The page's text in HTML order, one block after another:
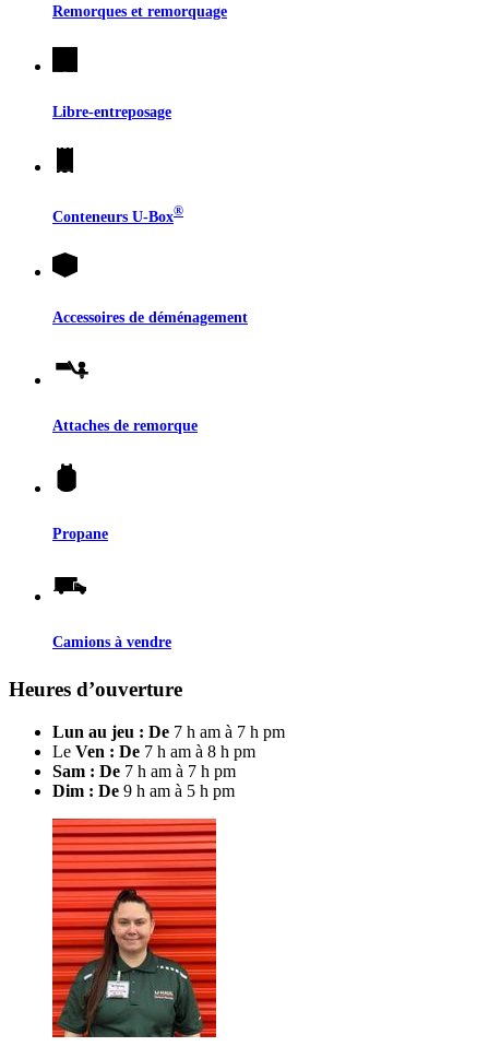
Remorques et remorquage
Libre-entreposage
Conteneurs U-Box®
Accessoires de déménagement
Attaches de remorque
Propane
Camions à vendre
Heures d’ouverture
Lun au jeu : De 7 h am à 7 h pm
Le Ven : De 7 h am à 8 h pm
Sam : De 7 h am à 7 h pm
Dim : De 9 h am à 5 h pm